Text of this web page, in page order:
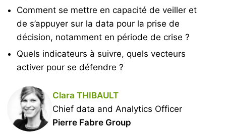
Comment se mettre en capacité de veiller et
de s’appuyer sur la data pour la prise de
décision, notamment en période de crise ?
Quels indicateurs à suivre, quels vecteurs
activer pour se défendre ?
Clara THIBAULT
Chief data and Analytics Officer
Pierre Fabre Group